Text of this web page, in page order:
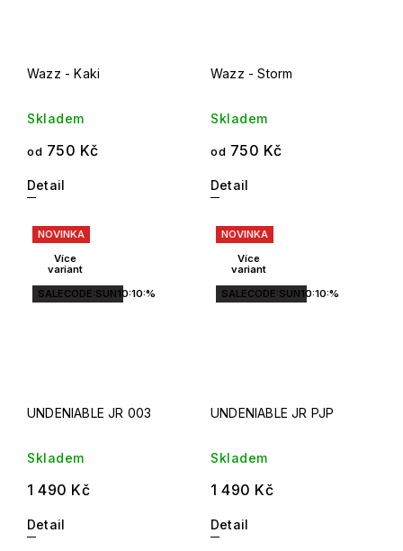
Wazz - Kaki
Skladem
od 750 Kč
Detail
Wazz - Storm
Skladem
od 750 Kč
Detail
NOVINKA
Více
variant
SALECODE:SUN10:10:%
UNDENIABLE JR 003
Skladem
1 490 Kč
Detail
NOVINKA
Více
variant
SALECODE:SUN10:10:%
UNDENIABLE JR PJP
Skladem
1 490 Kč
Detail